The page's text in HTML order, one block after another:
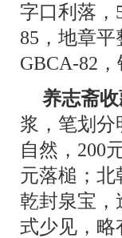
字口利落，
85，地章
GBCA-82
养志斋
浆，笔划分
自然，200
元落槌；北
乾封泉宝，
式少见，略